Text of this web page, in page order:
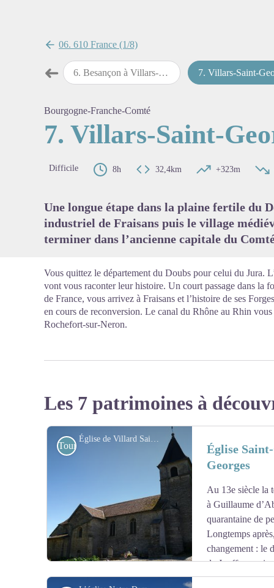
06. 610 France (1/8)
➜Étape précédente
6. Besançon à Villars-Saint-Georges 7.Villars-Saint-Georges à
Bourgogne-Franche-Comté
7. Villars-Saint-
Difficile 8h 32,4km +323m
Une longue étape dans la plaine fertile du
industriel de Fraisans puis le village
terminer dans l’ancienne capitale du
Vous quittez le département du Doubs pour celui du Jura.
vont vous raconter leur histoire. Un court passage dans la
de France, vous arrivez à Fraisans et l’histoire de ses
en cours de reconversion. Le canal du Rhône au Rhin
Rochefort-sur-Neron.
Les 7 patrimoines à
Église de Villard Saint-Georges - Amis de saint Colomban
Touristiques
Église
Georges
Au 13e siècle la
à Guillaume
quarantaine de
Longtemps
changement : le
de Jouffroy,
seigneur de Villars Saint Georges. Ses descendants